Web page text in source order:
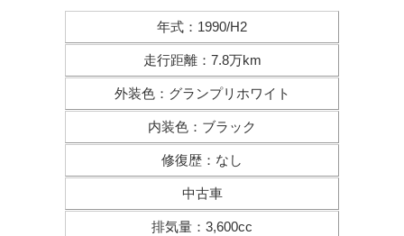
年式 ： 1990/H2
走行距離： 7.8万km
外装色： グランプリホワイト
内装色 ： ブラック
修復歴 ： なし
中古車
排気量 ： 3,600cc